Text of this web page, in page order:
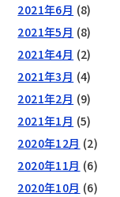
2021年6月 (8)
2021年5月 (8)
2021年4月 (2)
2021年3月 (4)
2021年2月 (9)
2021年1月 (5)
2020年12月 (2)
2020年11月 (6)
2020年10月 (6)